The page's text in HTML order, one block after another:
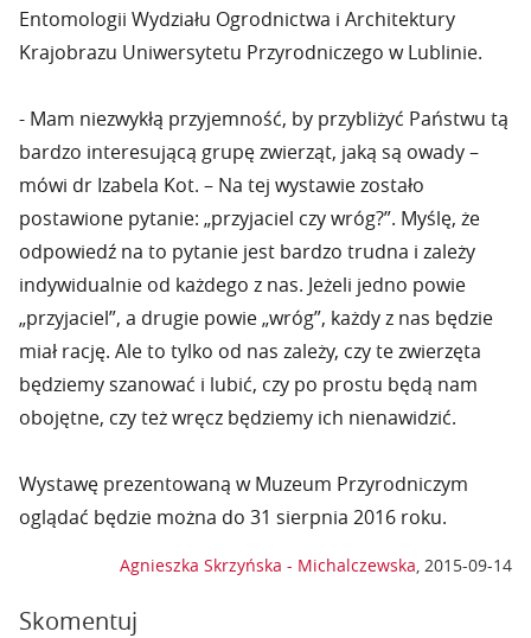
Entomologii Wydziału Ogrodnictwa i Architektury
Krajobrazu Uniwersytetu Przyrodniczego w Lublinie.
- Mam niezwykłą przyjemność, by przybliżyć Państwu tą
bardzo interesującą grupę zwierząt, jaką są owady –
mówi dr Izabela Kot. – Na tej wystawie zostało
postawione pytanie: „przyjaciel czy wróg?”. Myślę, że
odpowiedź na to pytanie jest bardzo trudna i zależy
indywidualnie od każdego z nas. Jeżeli jedno powie
„przyjaciel”, a drugie powie „wróg”, każdy z nas będzie
miał rację. Ale to tylko od nas zależy, czy te zwierzęta
będziemy szanować i lubić, czy po prostu będą nam
obojętne, czy też wręcz będziemy ich nienawidzić.
Wystawę prezentowaną w Muzeum Przyrodniczym
oglądać będzie można do 31 sierpnia 2016 roku.
Agnieszka Skrzyńska - Michalczewska, 2015-09-14
Skomentuj